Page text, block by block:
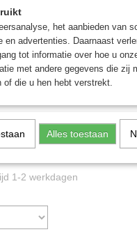
ROLE PLAYING GAMES
Fire
1-2 werkdagen
het aanbieden van
advertenties. Daarnaast
tot informatie over hoe u
met andere gegevens die zij
die u hen hebt verstrekt.
Alles toestaan